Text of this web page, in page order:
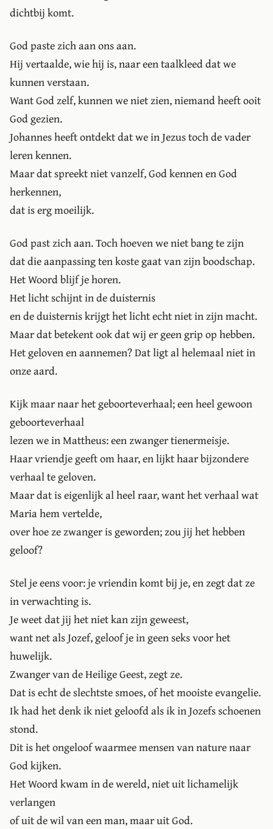
dichtbij komt.
God paste zich aan ons aan.
Hij vertaalde, wie hij is, naar een taalkleed dat we
kunnen verstaan.
Want God zelf, kunnen we niet zien, niemand heeft ooit
God gezien.
Johannes heeft ontdekt dat we in Jezus toch de vader
leren kennen.
Maar dat spreekt niet vanzelf, God kennen en God
herkennen,
dat is erg moeilijk.
God past zich aan. Toch hoeven we niet bang te zijn
dat die aanpassing ten koste gaat van zijn boodschap.
Het Woord blijf je horen.
Het licht schijnt in de duisternis
en de duisternis krijgt het licht echt niet in zijn macht.
Maar dat betekent ook dat wij er geen grip op hebben.
Het geloven en aannemen? Dat ligt al helemaal niet in
onze aard.
Kijk maar naar het geboorteverhaal; een heel gewoon
geboorteverhaal
lezen we in Mattheus: een zwanger tienermeisje.
Haar vriendje geeft om haar, en lijkt haar bijzondere
verhaal te geloven.
Maar dat is eigenlijk al heel raar, want het verhaal wat
Maria hem vertelde,
over hoe ze zwanger is geworden; zou jij het hebben
geloof?
Stel je eens voor: je vriendin komt bij je, en zegt dat ze
in verwachting is.
Je weet dat jij het niet kan zijn geweest,
want net als Jozef, geloof je in geen seks voor het
huwelijk.
Zwanger van de Heilige Geest, zegt ze.
Dat is echt de slechtste smoes, of het mooiste evangelie.
Ik had het denk ik niet geloofd als ik in Jozefs schoenen
stond.
Dit is het ongeloof waarmee mensen van nature naar
God kijken.
Het Woord kwam in de wereld, niet uit lichamelijk
verlangen
of uit de wil van een man, maar uit God.